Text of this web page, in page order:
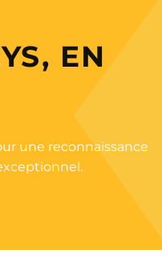
EN
une reconnaissance